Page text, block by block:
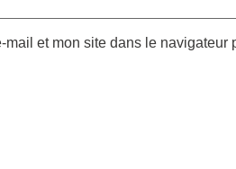
mail et mon site dans le navigateur